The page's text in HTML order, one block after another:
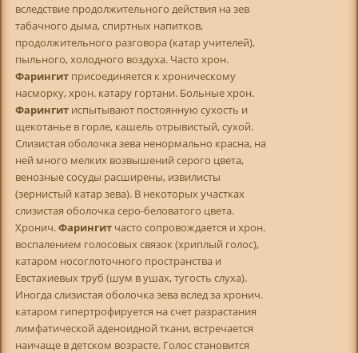
вследствие продолжительного действия на зев
табачного дыма, спиртных напитков,
продолжительного разговора (катар учителей),
пыльного, холодного воздуха. Часто хрон.
Фарингит присоединяется к хроническому
насморку, хрон. катару гортани. Больные хрон.
Фарингит испытывают постоянную сухость и
щекотанье в горле, кашель отрывистый, сухой.
Слизистая оболочка зева ненормально красна, на
ней много мелких возвышений серого цвета,
венозные сосуды расширены, извилисты
(зернистый катар зева). В некоторых участках
слизистая оболочка серо-беловатого цвета.
Хронич.Фарингит часто сопровождается и хрон.
воспалением голосовых связок (хриплый голос),
катаром носоглоточного пространства и
Евстахиевых труб (шум в ушах, тугость слуха).
Иногда слизистая оболочка зева вслед за хронич.
катаром гипертрофируется на счет разрастания
лимфатической аденоидной ткани, встречается
наичаще в детском возрасте. Голос становится